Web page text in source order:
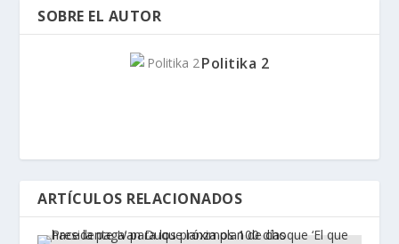
SOBRE EL AUTOR
Politika 2
ARTÍCULOS RELACIONADOS